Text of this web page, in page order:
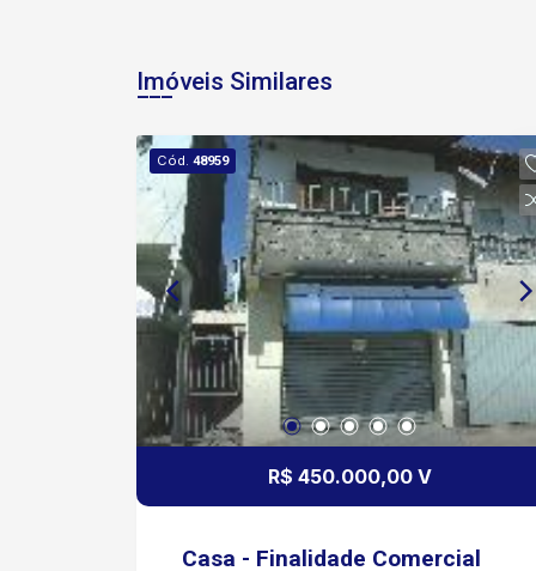
Imóveis Similares
Cód. 48959
R$ 450.000,00 V
Casa - Finalidade Comercial